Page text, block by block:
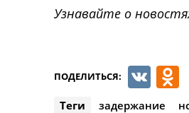
Узнавайте о
ПОДЕЛИТЬСЯ: VK
Теги задержание